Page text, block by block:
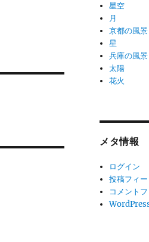
星空
月
京都の風景
星
兵庫の風景
太陽
花火
メタ情報
ログイン
投稿フィー
コメント